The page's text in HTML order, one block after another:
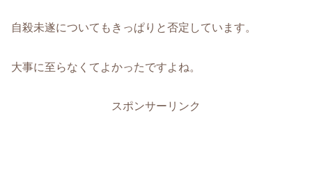
自殺未遂についてもきっぱりと否定しています。
大事に至らなくてよかったですよね。
スポンサーリンク